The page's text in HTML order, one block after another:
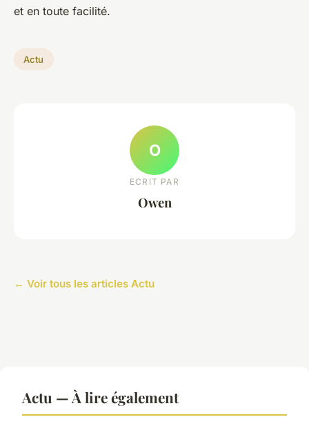
et en toute facilité.
Actu
O
ECRIT PAR
Owen
← Voir tous les articles Actu
Actu — À lire également